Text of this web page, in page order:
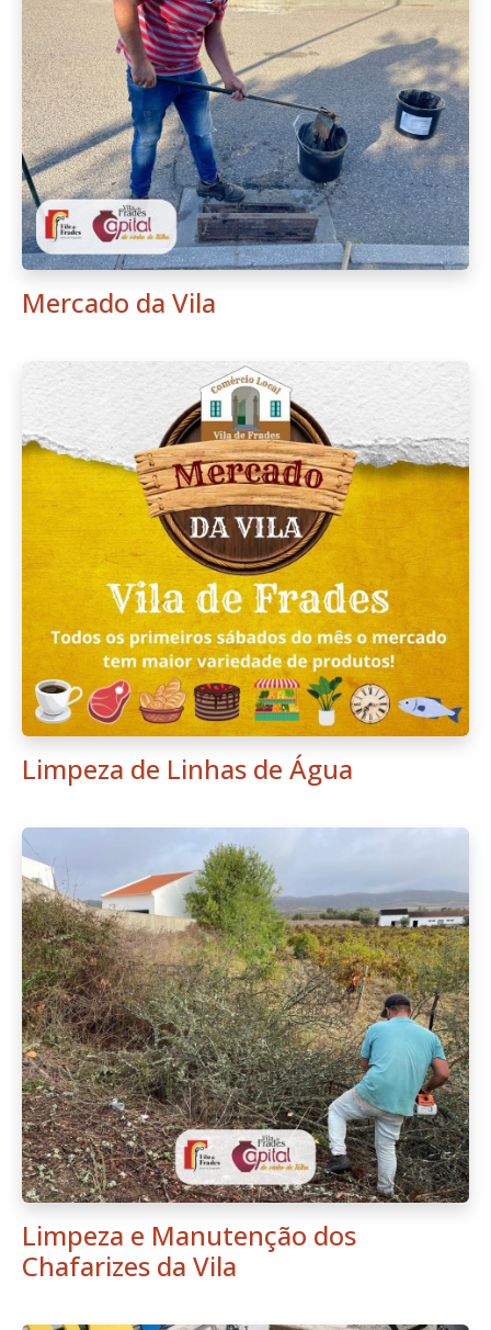
Mercado da Vila
Limpeza de Linhas de Água
Limpeza e Manutenção dos
Chafarizes da Vila